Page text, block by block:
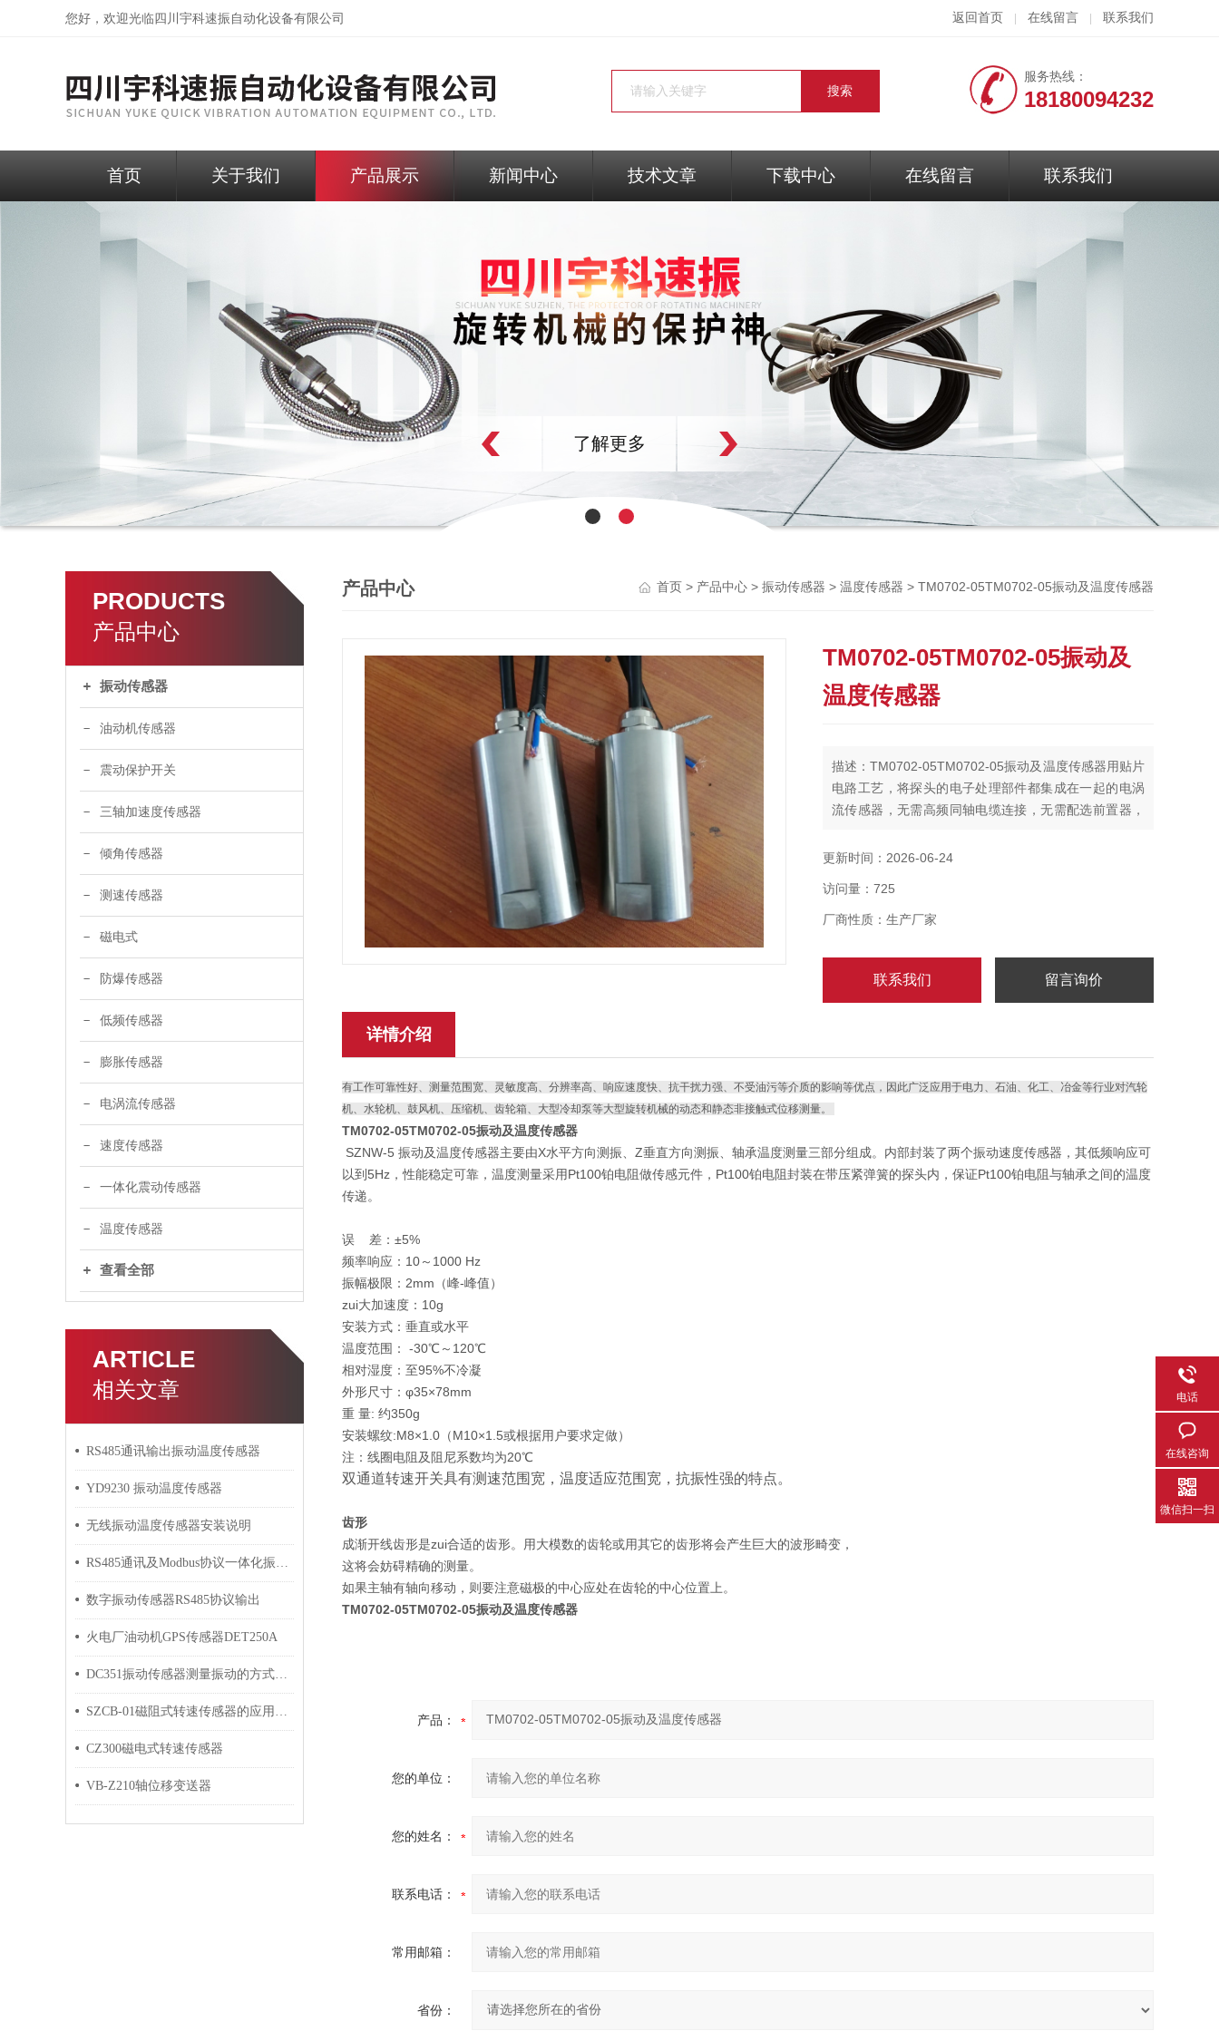
您好，欢迎光临 四川宇科速振自动化设备有限公司 返回首页 在线留言 联系我们
服务热线：
18180094232
首页 关于我们 产品展示 新闻中心 技术文章 下载中心 在线留言 联系我们
了解更多
PRODUCTS
产品中心
振动传感器
油动机传感器
震动保护开关
三轴加速度传感器
倾角传感器
测速传感器
磁电式
防爆传感器
低频传感器
膨胀传感器
电涡流传感器
速度传感器
一体化震动传感器
温度传感器
查看全部
ARTICLE
相关文章
RS485通讯输出振动温度传感器
YD9230 振动温度传感器
无线振动温度传感器安装说明
RS485通讯及Modbus协议一体化振动温度传感器
数字振动传感器RS485协议输出
火电厂油动机GPS传感器DET250A
DC351振动传感器测量振动的方式有哪些？本文有三种方法推荐
SZCB-01磁阻式转速传感器的应用场景有哪些特点？
CZ300磁电式转速传感器
VB-Z210轴位移变送器
产品中心 首页 > 产品中心 > 振动传感器 > 温度传感器 > TM0702-05TM0702-05振动及温度传感器
TM0702-05TM0702-05振动及
温度传感器
描述：TM0702-05TM0702-05振动及温度传感器用贴片
电路工艺，将探头的电子处理部件都集成在一起的电涡
流传感器，无需高频同轴电缆连接，无需配选前置器，
更新时间：2026-06-24
访问量：725
厂商性质：生产厂家
联系我们 留言询价
详情介绍
有工作可靠性好、测量范围宽、灵敏度高、分辨率高、响应速度快、抗干扰力强、不受油污等介质的影响等优点，因此广泛应用于电力、石油、化工、冶金等行业对汽轮
机、水轮机、鼓风机、压缩机、齿轮箱、大型冷却泵等大型旋转机械的动态和静态非接触式位移测量。
TM0702-05TM0702-05振动及温度传感器
SZNW-5 振动及温度传感器主要由X水平方向测振、Z垂直方向测振、轴承温度测量三部分组成。内部封装了两个振动速度传感器，其低频响应可
以到5Hz，性能稳定可靠，温度测量采用Pt100铂电阻做传感元件，Pt100铂电阻封装在带压紧弹簧的探头内，保证Pt100铂电阻与轴承之间的温度
传递。
误 差：±5%
频率响应：10～1000 Hz
振幅极限：2mm（峰-峰值）
zui大加速度：10g
安装方式：垂直或水平
温度范围： -30℃～120℃
相对湿度：至95%不冷凝
外形尺寸：φ35×78mm
重 量: 约350g
安装螺纹:M8×1.0（M10×1.5或根据用户要求定做）
注：线圈电阻及阻尼系数均为20℃
双通道转速开关具有测速范围宽，温度适应范围宽，抗振性强的特点。
齿形
成渐开线齿形是zui合适的齿形。用大模数的齿轮或用其它的齿形将会产生巨大的波形畸变，
这将会妨碍精确的测量。
如果主轴有轴向移动，则要注意磁极的中心应处在齿轮的中心位置上。
TM0702-05TM0702-05振动及温度传感器
产品：
您的单位：
您的姓名：
联系电话：
常用邮箱：
省份：
电话
在线咨询
微信扫一扫